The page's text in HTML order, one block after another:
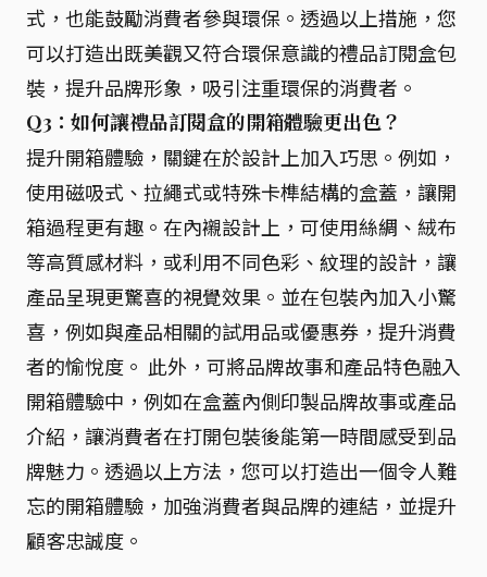
式，也能鼓勵消費者參與環保。透過以上措施，您
可以打造出既美觀又符合環保意識的禮品訂閱盒包
裝，提升品牌形象，吸引注重環保的消費者。
Q3：如何讓禮品訂閱盒的開箱體驗更出色？
提升開箱體驗，關鍵在於設計上加入巧思。例如，
使用磁吸式、拉繩式或特殊卡榫結構的盒蓋，讓開
箱過程更有趣。在內襯設計上，可使用絲綢、絨布
等高質感材料，或利用不同色彩、紋理的設計，讓
產品呈現更驚喜的視覺效果。並在包裝內加入小驚
喜，例如與產品相關的試用品或優惠券，提升消費
者的愉悅度。 此外，可將品牌故事和產品特色融入
開箱體驗中，例如在盒蓋內側印製品牌故事或產品
介紹，讓消費者在打開包裝後能第一時間感受到品
牌魅力。透過以上方法，您可以打造出一個令人難
忘的開箱體驗，加強消費者與品牌的連結，並提升
顧客忠誠度。